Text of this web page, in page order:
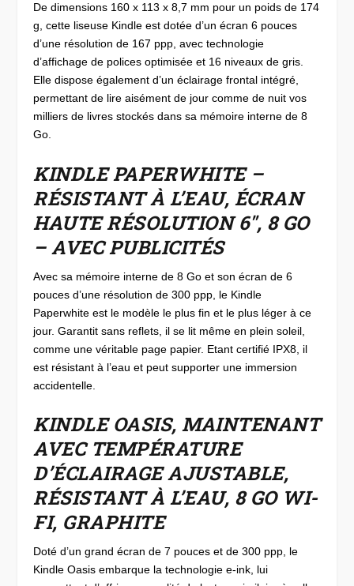
De dimensions 160 x 113 x 8,7 mm pour un poids de 174
g, cette liseuse Kindle est dotée d’un écran 6 pouces
d’une résolution de 167 ppp, avec technologie
d’affichage de polices optimisée et 16 niveaux de gris.
Elle dispose également d’un éclairage frontal intégré,
permettant de lire aisément de jour comme de nuit vos
milliers de livres stockés dans sa mémoire interne de 8
Go.
KINDLE PAPERWHITE –
RÉSISTANT À L’EAU, ÉCRAN
HAUTE RÉSOLUTION 6″, 8 GO
– AVEC PUBLICITÉS
Avec sa mémoire interne de 8 Go et son écran de 6
pouces d’une résolution de 300 ppp, le Kindle
Paperwhite est le modèle le plus fin et le plus léger à ce
jour. Garantit sans reflets, il se lit même en plein soleil,
comme une véritable page papier. Etant certifié IPX8, il
est résistant à l’eau et peut supporter une immersion
accidentelle.
KINDLE OASIS, MAINTENANT
AVEC TEMPÉRATURE
D’ÉCLAIRAGE AJUSTABLE,
RÉSISTANT À L’EAU, 8 GO WI-
FI, GRAPHITE
Doté d’un grand écran de 7 pouces et de 300 ppp, le
Kindle Oasis embarque la technologie e-ink, lui